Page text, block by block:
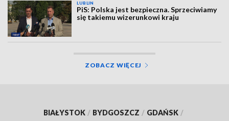
LUBLIN
PiS: Polska jest bezpieczna. Sprzeciwiamy
się takiemu wizerunkowi kraju
ZOBACZ WIĘCEJ
BIAŁYSTOK / BYDGOSZCZ / GDAŃSK /